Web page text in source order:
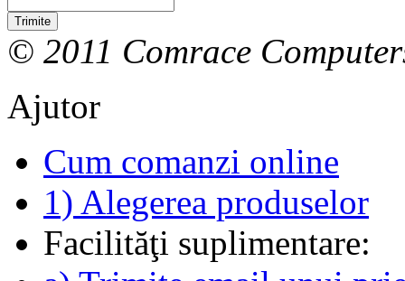
Trimite
© 2011 Comrace
Ajutor
Cum comanzi online
1) Alegerea produselor
Facilităţi suplimentare: